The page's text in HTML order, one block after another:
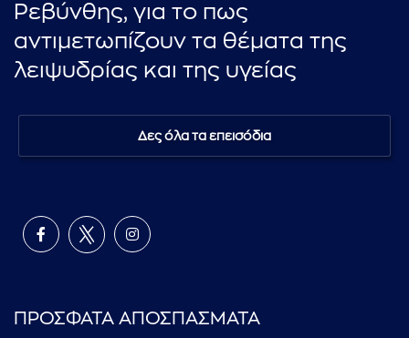
Ρεβύνθης, για το πως
αντιμετωπίζουν τα θέματα της
λειψυδρίας και της υγείας
Δες όλα τα επεισόδια
ΠΡΟΣΦΑΤΑ ΑΠΟΣΠΑΣΜΑΤΑ